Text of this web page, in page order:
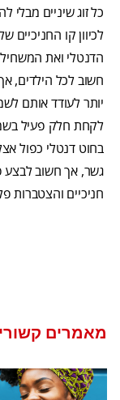
כל זוג שיניים
לכיוון קו
הדנטלי ואת המשחיל
חשוב לכל הילדים,
יותר לעודד אותם
לקחת חלק פעיל
בחוט דנטלי כפול
גשר, אך חשוב לבצע
חניכיים והצטברות
מאמרים